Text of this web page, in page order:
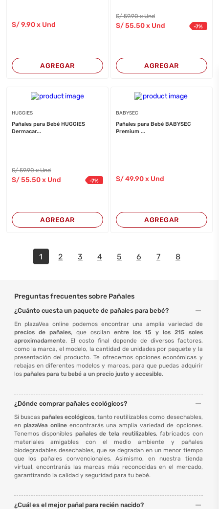
S/9.90 x Und
AGREGAR
S/59.90 x Und
S/55.50x Und -7%
AGREGAR
HUGGIES
Pañales para Bebé HUGGIES
Dermacar...
S/59.90 x Und
S/55.50 x Und -7%
AGREGAR
BABYSEC
Pañales para Bebé BABYSEC
Premium ...
S/49.90x Und
AGREGAR
1 2 3 4 5 6 7 8
Preguntas frecuentes sobre Pañales
¿Cuánto cuesta un paquete de pañales para bebé?
En plazaVea online podemos encontrar una amplia variedad de
precios de pañales, que oscilan entre los 15 y los 215 soles
aproximadamente. El costo final depende de diversos factores,
como la marca, el modelo, la cantidad de unidades por paquete y la
presentación del producto. Te ofrecemos opciones económicas y
rebajas en diferentes modelos y marcas, para que puedas adquirir
los pañales para tu bebé a un precio justo y accesible.
¿Dónde comprar pañales ecológicos?
Si buscas pañales ecológicos, tanto reutilizables como desechables,
en plazaVea onlineencontrarás una amplia variedad de opciones.
Tenemos disponibles pañales de tela reutilizables, fabricados con
materiales amigables con el medio ambiente y pañales
biodegradables desechables, que se degradan en un menor tiempo
que los pañales convencionales. Asimismo, en nuestra tienda
virtual, encontrarás las marcas más reconocidas en el mercado,
garantizando la calidad y seguridad para tu bebé.
¿Cuál es el mejor pañal para recién nacido?